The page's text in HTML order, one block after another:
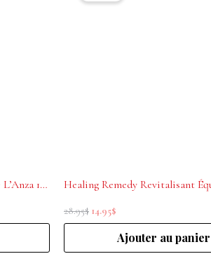
Healing Style Foundation Mousse L’Anza 150ml
28.95$ 14.95$
Ajouter au panier